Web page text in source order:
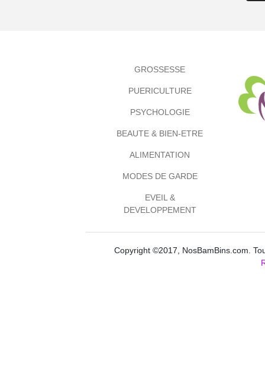
GROSSESSE
PUERICULTURE
PSYCHOLOGIE
BEAUTE & BIEN-ETRE
ALIMENTATION
MODES DE GARDE
EVEIL &
DEVELOPPEMENT
Copyright ©2017, NosBamBins.com.